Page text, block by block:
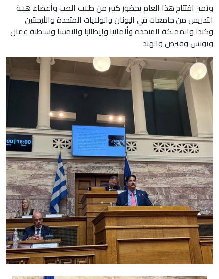
وتميز افتتاح هذا العام بحضور كبير من طلاب الطب وأعضاء هيئة
التدريس من جامعات في اليونان والولايات المتحدة والأرجنتين
وكندا والمملكة المتحدة وألمانيا وإيطاليا والنمسا وسلطنة عمان
وتونس وقبرص والهند